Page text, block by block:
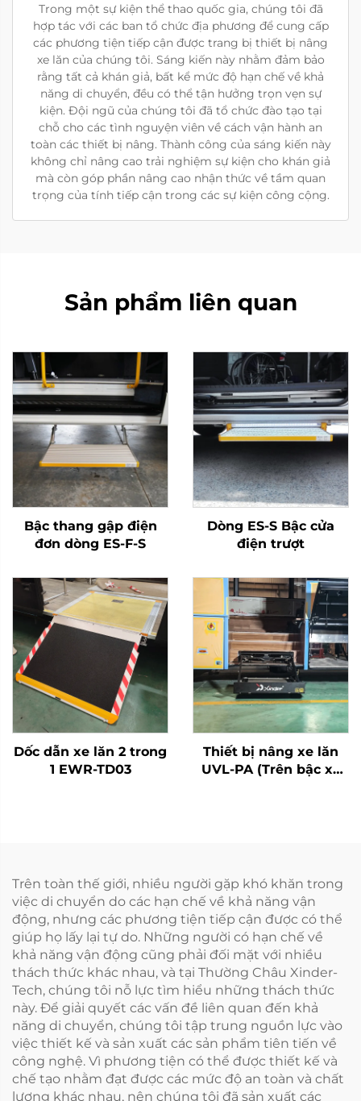
Trong một sự kiện thể thao quốc gia, chúng tôi đã
hợp tác với các ban tổ chức địa phương để cung cấp
các phương tiện tiếp cận được trang bị thiết bị nâng
xe lăn của chúng tôi. Sáng kiến này nhằm đảm bảo
rằng tất cả khán giả, bất kể mức độ hạn chế về khả
năng di chuyển, đều có thể tận hưởng trọn vẹn sự
kiện. Đội ngũ của chúng tôi đã tổ chức đào tạo tại
chỗ cho các tình nguyện viên về cách vận hành an
toàn các thiết bị nâng. Thành công của sáng kiến này
không chỉ nâng cao trải nghiệm sự kiện cho khán giả
mà còn góp phần nâng cao nhận thức về tầm quan
trọng của tính tiếp cận trong các sự kiện công cộng.
Sản phẩm liên quan
Bậc thang gập điện
đơn dòng ES-F-S
Dòng ES-S Bậc cửa
điện trượt
Dốc dẫn xe lăn 2 trong
1 EWR-TD03
Thiết bị nâng xe lăn
UVL-PA (Trên bậc xe
Trên toàn thế giới, nhiều người gặp khó khăn trong
việc di chuyển do các hạn chế về khả năng vận
động, nhưng các phương tiện tiếp cận được có thể
giúp họ lấy lại tự do. Những người có hạn chế về
khả năng vận động cũng phải đối mặt với nhiều
thách thức khác nhau, và tại Thường Châu Xinder-
Tech, chúng tôi nỗ lực tìm hiểu những thách thức
này. Để giải quyết các vấn đề liên quan đến khả
năng di chuyển, chúng tôi tập trung nguồn lực vào
việc thiết kế và sản xuất các sản phẩm tiên tiến về
công nghệ. Vì phương tiện có thể được thiết kế và
chế tạo nhằm đạt được các mức độ an toàn và chất
lượng khác nhau, nên chúng tôi đã sản xuất các